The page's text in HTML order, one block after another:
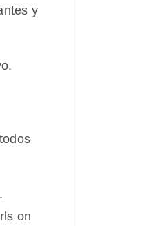
y
on